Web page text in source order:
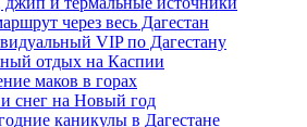
через весь Дагестан
VIP по Дагестану
отдых на Каспии
маков в горах
снег на Новый год
каникулы в Дагестане